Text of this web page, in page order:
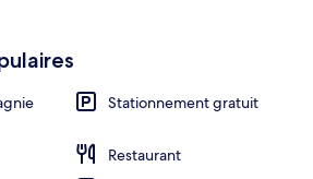
Stationnement gratuit
Restaurant